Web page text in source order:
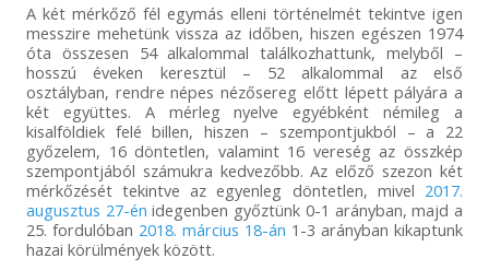
A két mérkőző fél egymás elleni történelmét tekintve igen
messzire mehetünk vissza az időben, hiszen egészen 1974
óta összesen 54 alkalommal találkozhattunk, melyből –
hosszú éveken keresztül – 52 alkalommal az első
osztályban, rendre népes nézősereg előtt lépett pályára a
két együttes. A mérleg nyelve egyébként némileg a
kisalföldiek felé billen, hiszen – szempontjukból – a 22
győzelem, 16 döntetlen, valamint 16 vereség az összkép
szempontjából számukra kedvezőbb. Az előző szezon két
mérkőzését tekintve az egyenleg döntetlen, mivel 2017.
augusztus 27-én idegenben győztünk 0-1 arányban, majd a
25. fordulóban 2018. március 18-án 1-3 arányban kikaptunk
hazai körülmények között.